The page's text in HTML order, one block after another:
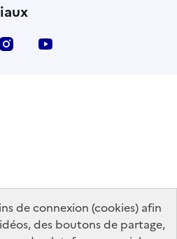
de connexion (cookies) afin
des boutons de partage,
instagram
info.gouv.fr